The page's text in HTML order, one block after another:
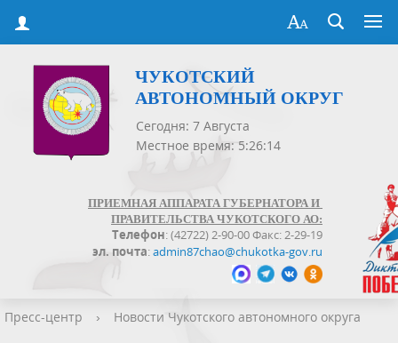
ЧУКОТСКИЙ
АВТОНОМНЫЙ ОКРУГ
Сегодня: 7 Августа
Местное время: 5:26:15
ПРИЕМНАЯ АППАРАТА ГУБЕРНАТОРА И
ПРАВИТЕЛЬСТВА ЧУКОТСКОГО АО:
Телефон: (42722) 2-90-00 Факс: 2-29-19
эл. почта:admin87chao@chukotka-gov.ru
Пресс-центр › Новости Чукотского автономного округа